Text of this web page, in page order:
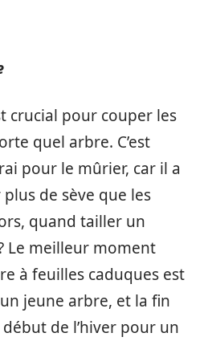
crucial pour couper les
quel arbre. C’est
pour le mûrier, car il a
de sève que les
quand tailler un
Le meilleur moment
à feuilles caduques est
jeune arbre, et la fin
de l’hiver pour un